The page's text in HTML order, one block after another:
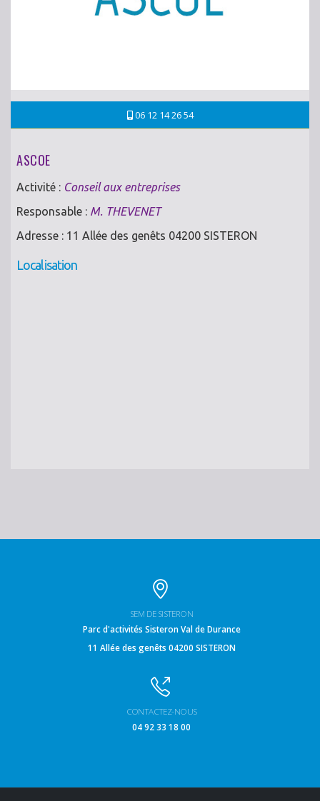
06 12 14 26 54
ASCOE
Activité : Conseil aux entreprises
Responsable : M. THEVENET
Adresse : 11 Allée des genêts 04200 SISTERON
Localisation
SEM DE SISTERON
Parc d'activités Sisteron Val de Durance
11 Allée des genêts 04200 SISTERON
CONTACTEZ-NOUS
04 92 33 18 00